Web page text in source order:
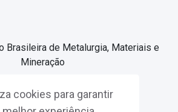
cookies para garantir
Brasileira de Metalurgia, Materiais e
Mineração
Associe-se